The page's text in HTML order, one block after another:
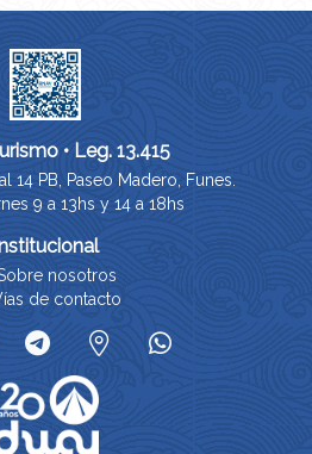
• Leg. 13.415
14 PB, Paseo Madero, Funes.
9 a 13hs y 14 a 18hs
nosotros
de contacto